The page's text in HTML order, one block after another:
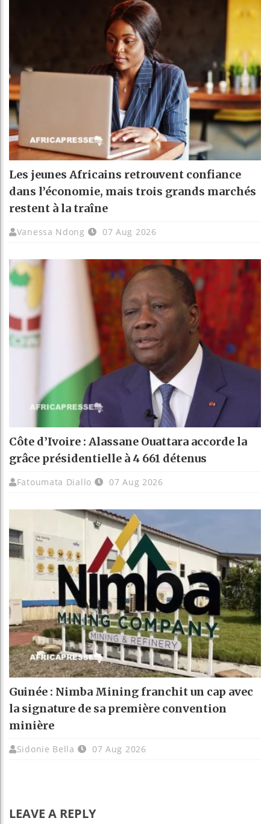
Les jeunes Africains retrouvent confiance
dans l’économie, mais trois grands marchés
restent à la traîne
Vanessa Ndong 07 Aug 2026
Côte d’Ivoire : Alassane Ouattara accorde la
grâce présidentielle à 4 661 détenus
Fatoumata Diallo 07 Aug 2026
Guinée : Nimba Mining franchit un cap avec
la signature de sa première convention
minière
Sidonie Bella 07 Aug 2026
LEAVE A REPLY